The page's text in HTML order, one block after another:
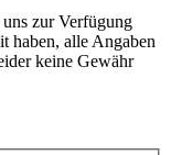
zur Verfügung
haben, alle Angaben
keine Gewähr